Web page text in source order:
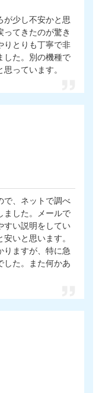
が少し不安かと思
ってきたのが驚き
りとりも丁寧で非
した。別の機種で
っています。
で、ネットで調べ
ました。メールで
すい説明をしてい
いと思います。
りますが、特に急
した。また何かあ